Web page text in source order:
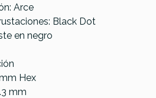
Arce
Black Dot
en negro
Hex
mm